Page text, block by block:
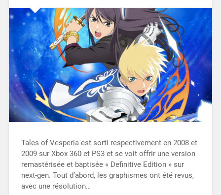
Tales of Vesperia est sorti respectivement en 2008 et
2009 sur Xbox 360 et PS3 et se voit offrir une version
remastérisée et baptisée « Definitive Edition » sur
next-gen. Tout d’abord, les graphismes ont été revus,
avec une résolution…